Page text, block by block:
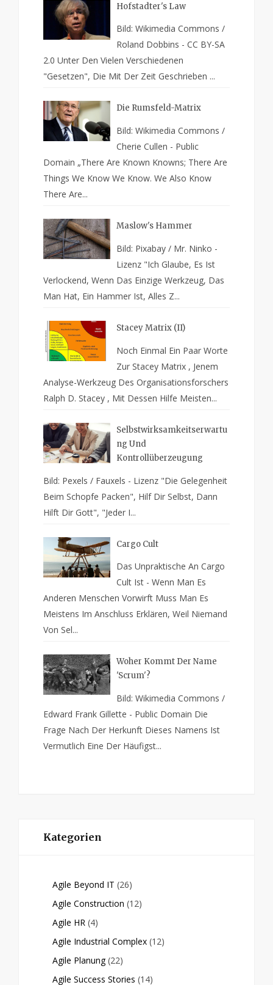
Hofstadter's Law
Bild: Wikimedia Commons /
Roland Dobbins - CC BY-SA
2.0 Unter Den Vielen Verschiedenen
"Gesetzen", Die Mit Der Zeit Geschrieben ...
Die Rumsfeld-Matrix
Bild: Wikimedia Commons /
Cherie Cullen - Public
Domain „There Are Known Knowns; There Are
Things We Know We Know. We Also Know
There Are...
Maslow's Hammer
Bild: Pixabay / Mr. Ninko -
Lizenz "Ich Glaube, Es Ist
Verlockend, Wenn Das Einzige Werkzeug, Das
Man Hat, Ein Hammer Ist, Alles Z...
Stacey Matrix (II)
Noch Einmal Ein Paar Worte
Zur Stacey Matrix , Jenem
Analyse-Werkzeug Des Organisationsforschers
Ralph D. Stacey , Mit Dessen Hilfe Meisten...
Selbstwirksamkeitserwartu
Ng Und
Kontrollüberzeugung
Bild: Pexels / Fauxels - Lizenz "Die Gelegenheit
Beim Schopfe Packen", Hilf Dir Selbst, Dann
Hilft Dir Gott", "Jeder I...
Cargo Cult
Das Unpraktische An Cargo
Cult Ist - Wenn Man Es
Anderen Menschen Vorwirft Muss Man Es
Meistens Im Anschluss Erklären, Weil Niemand
Von Sel...
Woher Kommt Der Name
'Scrum'?
Bild: Wikimedia Commons /
Edward Frank Gillette - Public Domain Die
Frage Nach Der Herkunft Dieses Namens Ist
Vermutlich Eine Der Häufigst...
Kategorien
Agile Beyond IT (26)
Agile Construction (12)
Agile HR (4)
Agile Industrial Complex (12)
Agile Planung (22)
Agile Success Stories (14)